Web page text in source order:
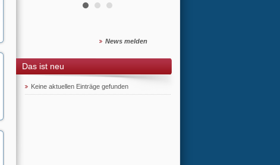
News melden
Das ist neu
Keine aktuellen Einträge gefunden